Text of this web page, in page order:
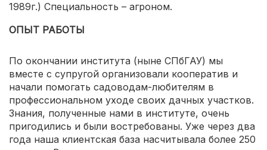
1989г.) Специальность – агроном.
ОПЫТ РАБОТЫ
По окончании института (ныне СПбГАУ) мы
вместе с супругой организовали кооператив и
начали помогать садоводам-любителям в
профессиональном уходе своих дачных участков.
Знания, полученные нами в институте, очень
пригодились и были востребованы. Уже через два
года наша клиентская база насчитывала более 250